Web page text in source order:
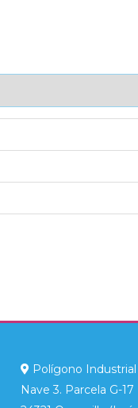
Polígono
Nave 3. Parcela G-17